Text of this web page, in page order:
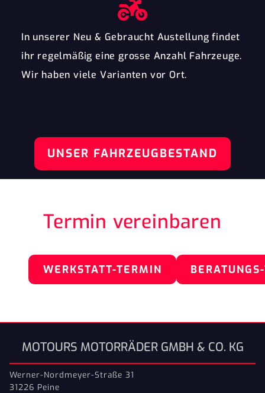
In unserer Neu & Gebraucht Austellung findet
ihr regelmäßig eine grosse Anzahl Fahrzeuge.
Wir haben viele Varianten vor Ort.
UNSER FAHRZEUGBESTAND
Termin vereinbaren
WERKSTATT-TERMIN
MOTOURS MOTORRÄDER GMBH & CO. KG
Werner-Nordmeyer-Straße 31
31226 Peine